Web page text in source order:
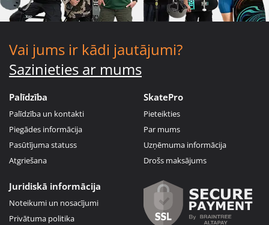
Vai jums ir kādi jautājumi?
Sazinieties ar mums
Palīdzība
Palīdzība un kontakti
Piegādes informācija
Pasūtījuma statuss
Atgriešana
SkatePro
Pieteikties
Par mums
Uzņēmuma informācija
Drošs maksājums
Juridiskā informācija
Noteikumi un nosacījumi
Privātuma politika